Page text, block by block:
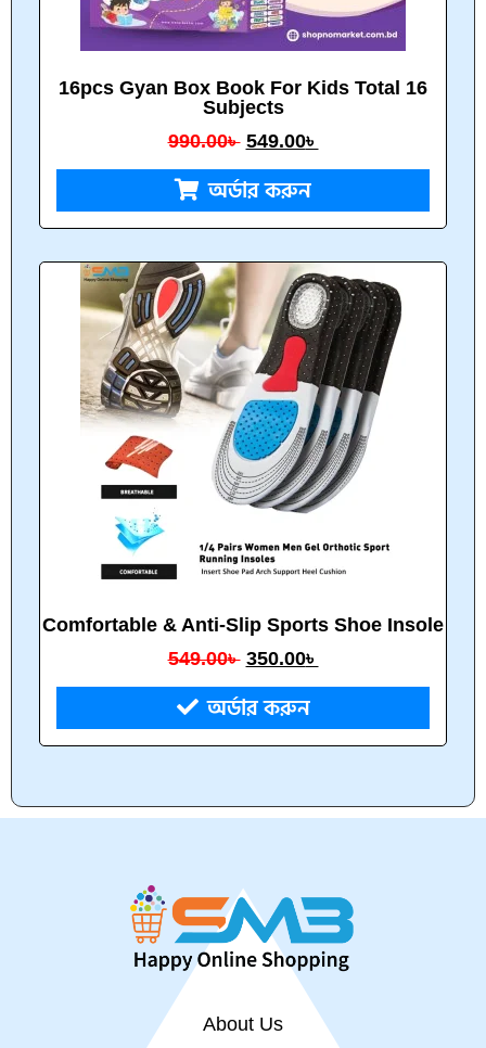
16pcs Gyan Box Book For Kids Total 16
Subjects
990.00৳ 549.00৳
অর্ডার করুন
Comfortable & Anti-Slip Sports Shoe Insole
549.00৳ 350.00৳
অর্ডার করুন
About Us